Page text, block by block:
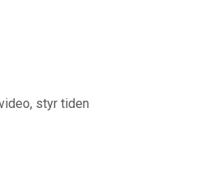
styr tiden